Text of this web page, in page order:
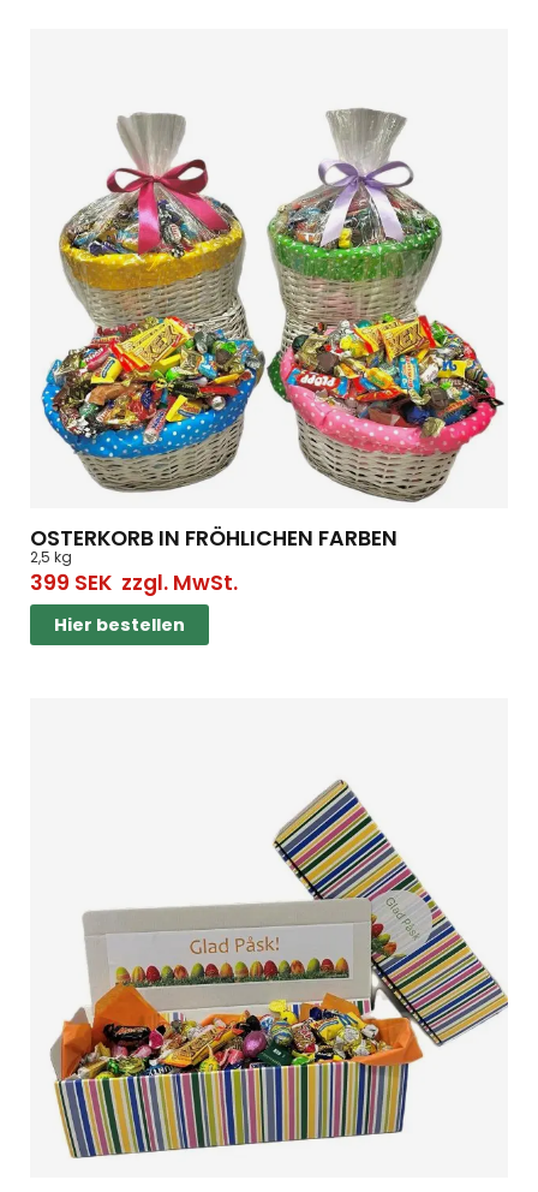
OSTERKORB IN FRÖHLICHEN FARBEN
2,5 kg
399 SEKzzgl. MwSt.
Hier bestellen